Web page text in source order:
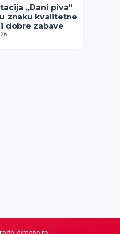
„Dani piva“
znaku kvalitetne
dobre zabave